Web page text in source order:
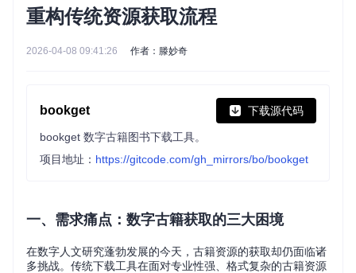
重构传统资源获取流程
2026-04-08 09:41:26 作者：滕妙奇
bookget 下载源代码
bookget 数字古籍图书下载工具。
项目地址： https://gitcode.com/gh_mirrors/bo/bookget
一、需求痛点：数字古籍获取的三大困境
在数字人文研究蓬勃发展的今天，古籍资源的获取却仍面临诸
多挑战。传统下载工具在面对专业性强、格式复杂的古籍资源